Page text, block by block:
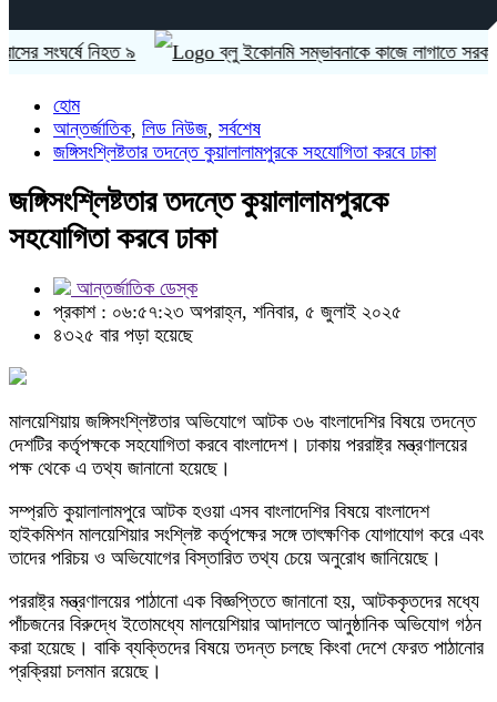
সংঘর্ষে নিহত ৯ ব্লু ইকোনমি সম্ভাবনাকে কাজে লাগাতে সরকার
হোম
আন্তর্জাতিক, লিড নিউজ, সর্বশেষ
জঙ্গিসংশ্লিষ্টতার তদন্তে কুয়ালালামপুরকে সহযোগিতা করবে ঢাকা
জঙ্গিসংশ্লিষ্টতার তদন্তে কুয়ালালামপুরকে
সহযোগিতা করবে ঢাকা
আন্তর্জাতিক ডেস্ক
প্রকাশ : ০৬:৫৭:২৩ অপরাহ্ন, শনিবার, ৫ জুলাই ২০২৫
৪৩২৫ বার পড়া হয়েছে
মালয়েশিয়ায় জঙ্গিসংশ্লিষ্টতার অভিযোগে আটক ৩৬ বাংলাদেশির বিষয়ে তদন্তে
দেশটির কর্তৃপক্ষকে সহযোগিতা করবে বাংলাদেশ। ঢাকায় পররাষ্ট্র মন্ত্রণালয়ের
পক্ষ থেকে এ তথ্য জানানো হয়েছে।
সম্প্রতি কুয়ালালামপুরে আটক হওয়া এসব বাংলাদেশির বিষয়ে বাংলাদেশ
হাইকমিশন মালয়েশিয়ার সংশ্লিষ্ট কর্তৃপক্ষের সঙ্গে তাৎক্ষণিক যোগাযোগ করে এবং
তাদের পরিচয় ও অভিযোগের বিস্তারিত তথ্য চেয়ে অনুরোধ জানিয়েছে।
পররাষ্ট্র মন্ত্রণালয়ের পাঠানো এক বিজ্ঞপ্তিতে জানানো হয়, আটককৃতদের মধ্যে
পাঁচজনের বিরুদ্ধে ইতোমধ্যে মালয়েশিয়ার আদালতে আনুষ্ঠানিক অভিযোগ গঠন
করা হয়েছে। বাকি ব্যক্তিদের বিষয়ে তদন্ত চলছে কিংবা দেশে ফেরত পাঠানোর
প্রক্রিয়া চলমান রয়েছে।